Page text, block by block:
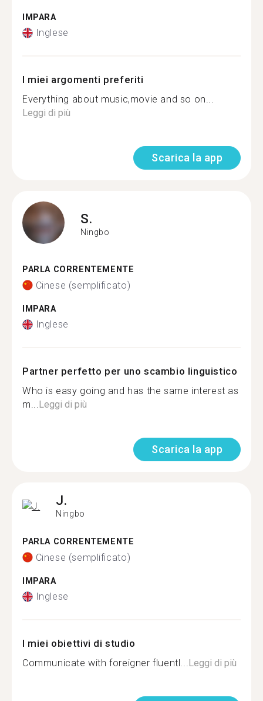
IMPARA
Inglese
I miei argomenti preferiti
Everything about music,movie and so on...
Leggi di più
Scarica la app
S.
Ningbo
PARLA CORRENTEMENTE
Cinese (semplificato)
IMPARA
Inglese
Partner perfetto per uno scambio linguistico
Who is easy going and has the same interest as
m...Leggi di più
Scarica la app
J.
Ningbo
PARLA CORRENTEMENTE
Cinese (semplificato)
IMPARA
Inglese
I miei obiettivi di studio
Communicate with foreigner fluentl...Leggi di più